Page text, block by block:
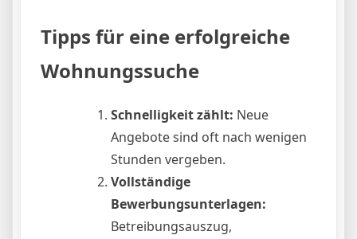
Tipps für eine erfolgreiche
Wohnungssuche
Schnelligkeit zählt: Neue
Angebote sind oft nach wenigen
Stunden vergeben.
Vollständige
Bewerbungsunterlagen:
Betreibungsauszug,